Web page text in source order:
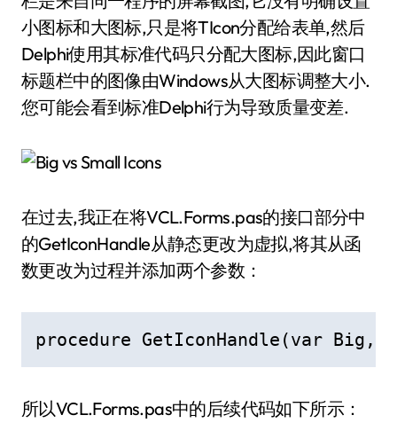
小图标和大图标,只是将TIcon分配给表单,然后
Delphi使用其标准代码只分配大图标,因此窗口
标题栏中的图像由Windows从大图标调整大小.
您可能会看到标准Delphi行为导致质量变差.
在过去,我正在将VCL.Forms.pas的接口部分中
的GetIconHandle从静态更改为虚拟,将其从函
数更改为过程并添加两个参数：
procedure GetIconHandle(var
所以VCL.Forms.pas中的后续代码如下所示：